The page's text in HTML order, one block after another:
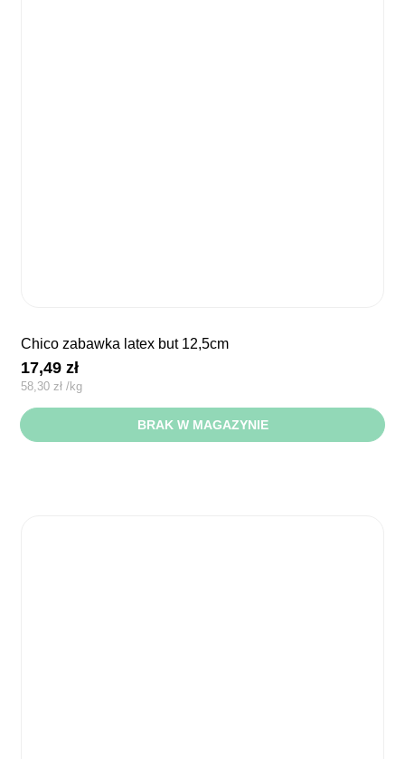
chico zabawka latex but 12,5cm
17,49zł
58,30 zł /kg
BRAK W MAGAZYNIE